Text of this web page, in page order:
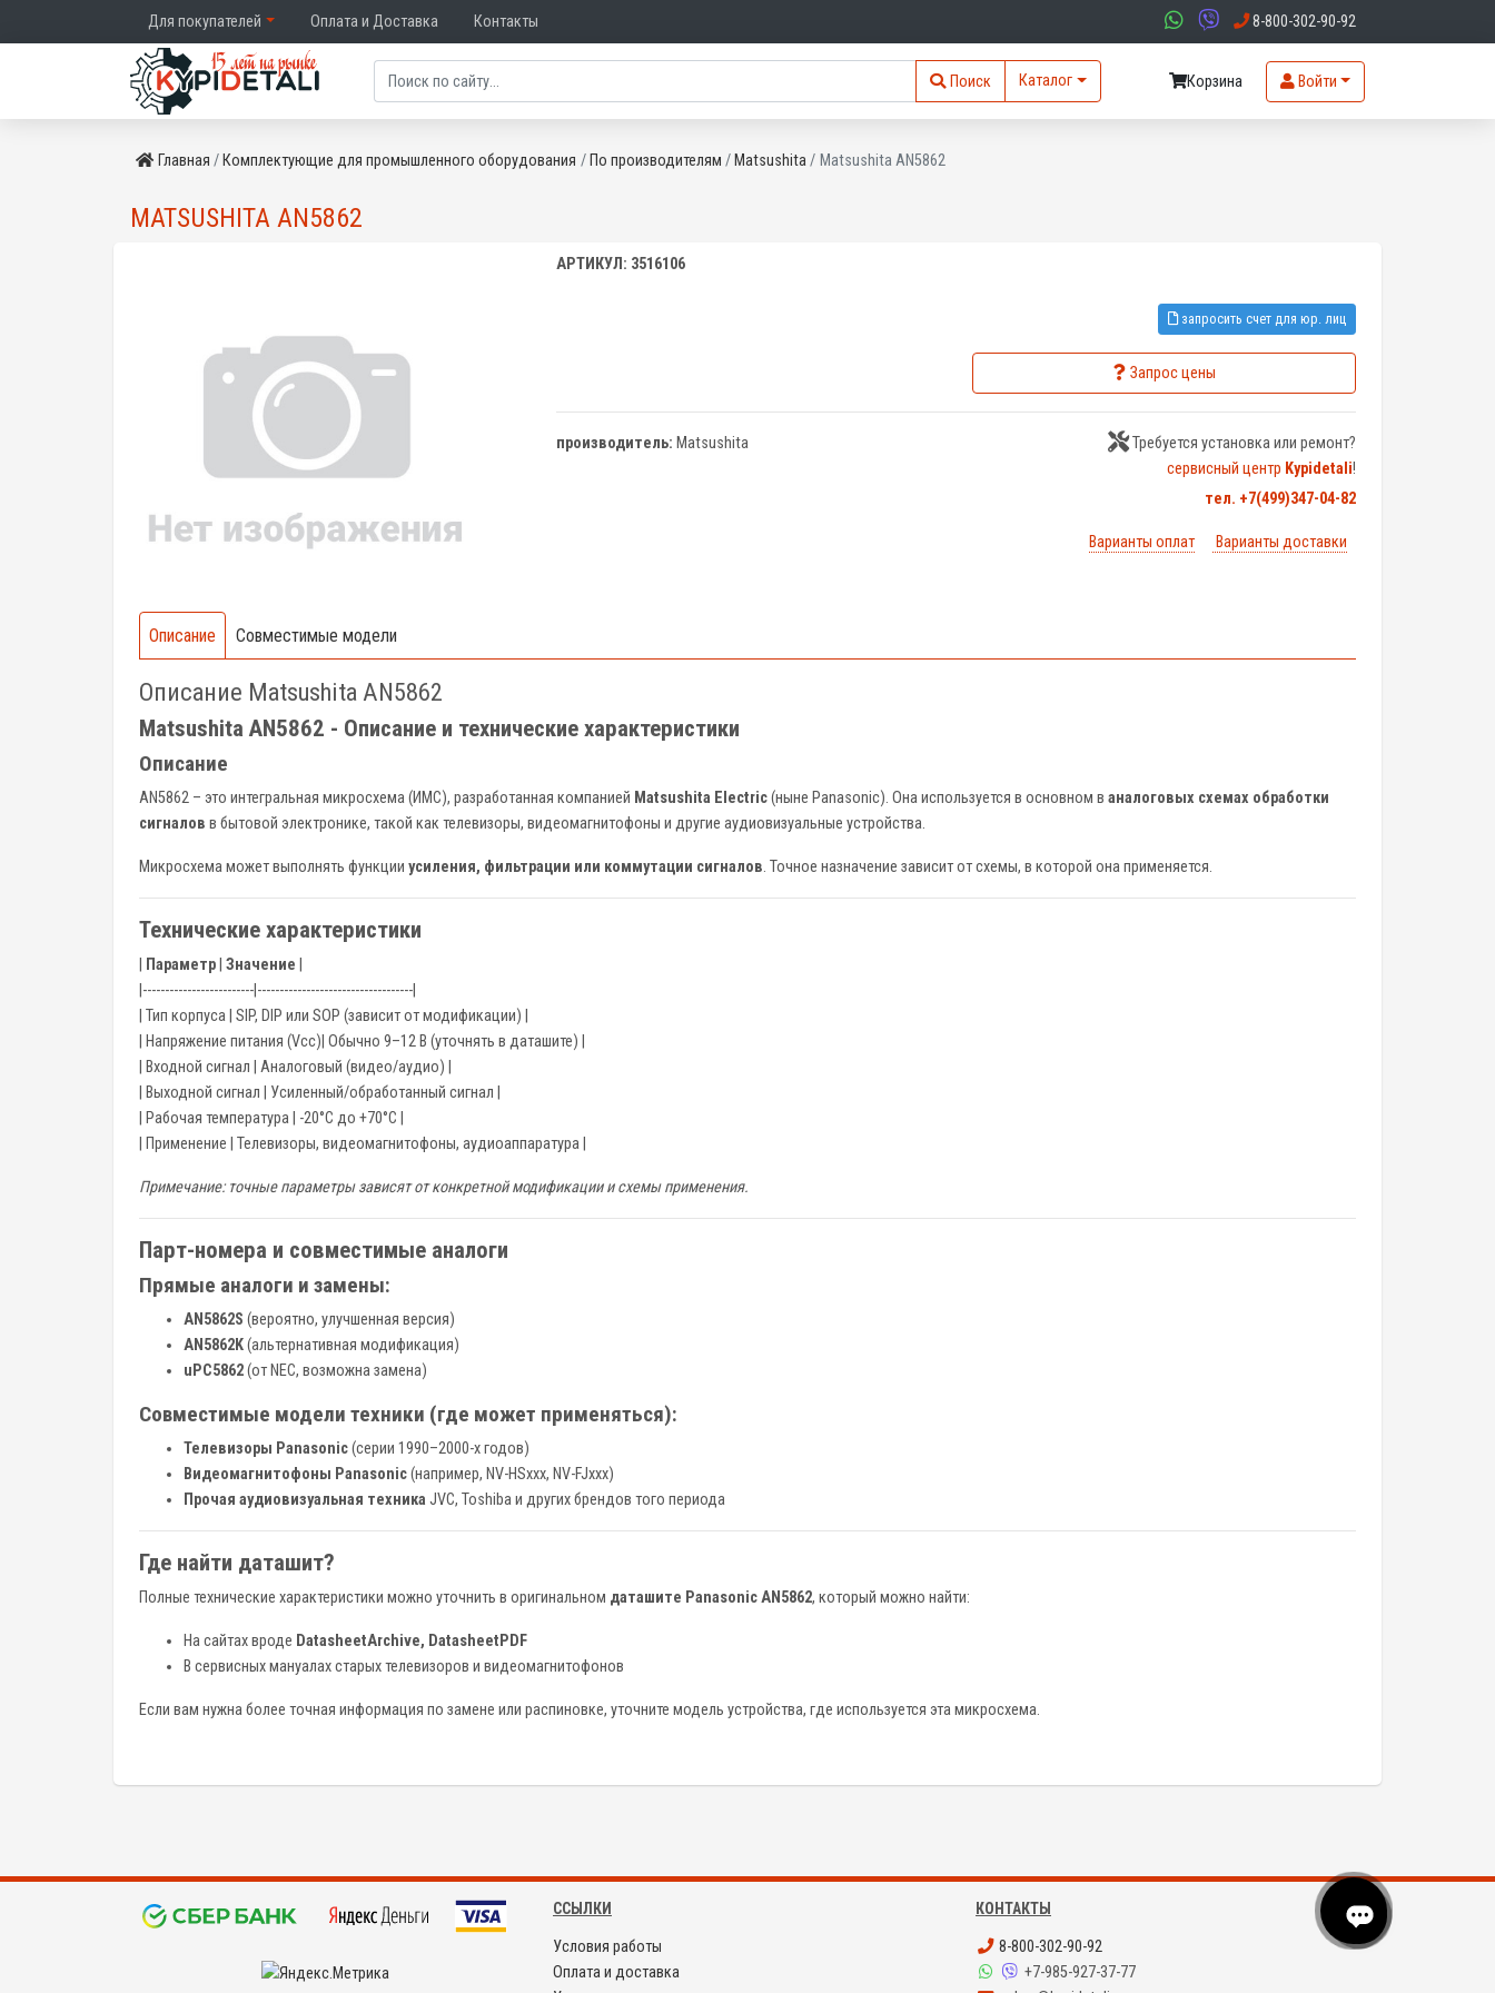
Для покупателей Оплата и Доставка Контакты 8-800-302-90-92
Поиск Каталог Корзина Войти
Главная Комплектующие для промышленного оборудования По производителям Matsushita Matsushita AN5862
MATSUSHITA AN5862
АРТИКУЛ: 3516106
запросить счет для юр. лиц
Запрос цены
производитель: Matsushita
Требуется установка или ремонт?
сервисный центр Kypidetali!
тел. +7(499)347-04-82
Варианты оплат Варианты доставки
Описание Совместимые модели
Описание Matsushita AN5862
Matsushita AN5862 - Описание и технические характеристики
Описание
AN5862 – это интегральная микросхема (ИМС), разработанная компанией Matsushita Electric(ныне Panasonic). Она используется в основном в аналоговых схемах обработки
сигналов в бытовой электронике, такой как телевизоры, видеомагнитофоны и другие аудиовизуальные устройства.
Микросхема может выполнять функции усиления, фильтрации или коммутации сигналов. Точное назначение зависит от схемы, в которой она применяется.
Технические характеристики
Параметр Значение
|-------------------------|-----------------------------------|
| Тип корпуса | SIP, DIP или SOP (зависит от модификации) |
| Напряжение питания (Vcc)| Обычно 9–12 В (уточнять в даташите) |
| Входной сигнал | Аналоговый (видео/аудио) |
| Выходной сигнал | Усиленный/обработанный сигнал |
| Рабочая температура | -20°C до +70°C |
| Применение | Телевизоры, видеомагнитофоны, аудиоаппаратура |
Примечание: точные параметры зависят от конкретной модификации и схемы применения.
Парт-номера и совместимые аналоги
Прямые аналоги и замены:
AN5862S (вероятно, улучшенная версия)
AN5862K(альтернативная модификация)
uPC5862(от NEC, возможна замена)
Совместимые модели техники (где может применяться):
Телевизоры Panasonic(серии 1990–2000-х годов)
Видеомагнитофоны Panasonic(например, NV-HSxxx, NV-FJxxx)
Прочая аудиовизуальная техника JVC, Toshiba и других брендов того периода
Где найти даташит?
Полные технические характеристики можно уточнить в оригинальном даташите Panasonic AN5862, который можно найти:
На сайтах вроде DatasheetArchive, DatasheetPDF
В сервисных мануалах старых телевизоров и видеомагнитофонов
Если вам нужна более точная информация по замене или распиновке, уточните модель устройства, где используется эта микросхема.
ССЫЛКИ
Условия работы
Оплата и доставка
КОНТАКТЫ
8-800-302-90-92
+7-985-927-37-77